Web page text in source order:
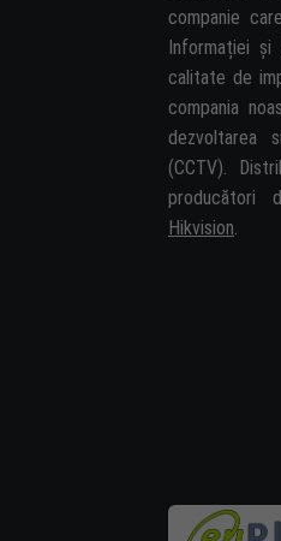
companie
Informației și
calitate de
compania
dezvoltarea
(CCTV).
producători
Hikvision.